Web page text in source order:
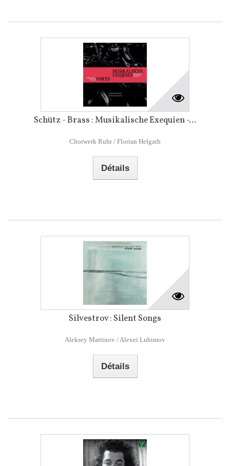
Schütz - Brass : Musikalische Exequien -...
Chorwerk Ruhr / Florian Helgath
Détails
Silvestrov : Silent Songs
Aleksey Martinov / Alexei Lubimov
Détails